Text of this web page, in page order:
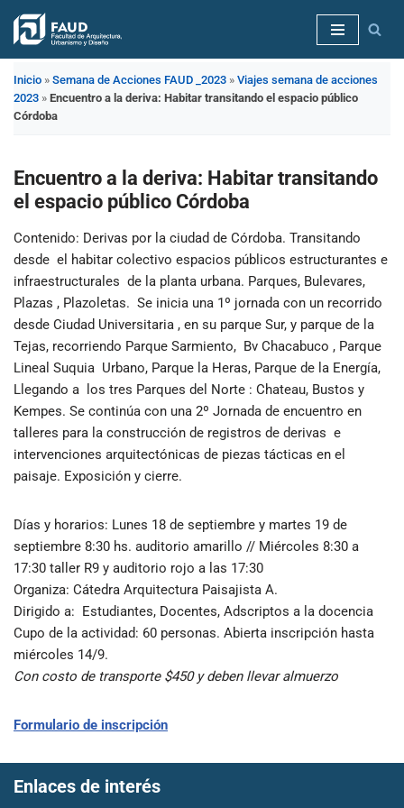
Saltar
contenido
Inicio » Semana de Acciones FAUD _2023 » Viajes semana de acciones
2023 » Encuentro a la deriva: Habitar transitando el espacio público
Córdoba
Encuentro a la deriva: Habitar transitando
el espacio público Córdoba
Contenido: Derivas por la ciudad de Córdoba. Transitando
desde el habitar colectivo espacios públicos estructurantes e
infraestructurales de la planta urbana. Parques, Bulevares,
Plazas , Plazoletas. Se inicia una 1º jornada con un recorrido
desde Ciudad Universitaria , en su parque Sur, y parque de la
Tejas, recorriendo Parque Sarmiento, Bv Chacabuco , Parque
Lineal Suquia Urbano, Parque la Heras, Parque de la Energía,
Llegando a los tres Parques del Norte : Chateau, Bustos y
Kempes. Se continúa con una 2º Jornada de encuentro en
talleres para la construcción de registros de derivas e
intervenciones arquitectónicas de piezas tácticas en el
paisaje. Exposición y cierre.
Días y horarios: Lunes 18 de septiembre y martes 19 de
septiembre 8:30 hs. auditorio amarillo // Miércoles 8:30 a
17:30 taller R9 y auditorio rojo a las 17:30
Organiza: Cátedra Arquitectura Paisajista A.
Dirigido a: Estudiantes, Docentes, Adscriptos a la docencia
Cupo de la actividad: 60 personas. Abierta inscripción hasta
miércoles 14/9.
Con costo de transporte $450 y deben llevar almuerzo
Formulario de inscripción
Enlaces de interés